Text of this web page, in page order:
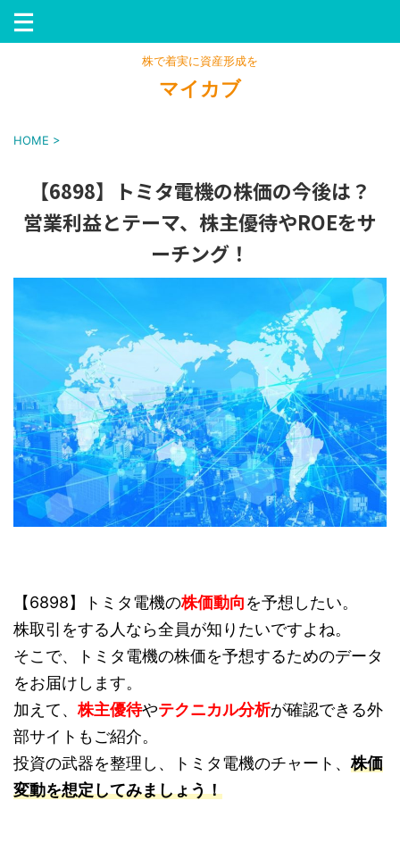
株で着実に資産形成を
マイカブ
HOME >
【6898】トミタ電機の株価の今後は？
営業利益とテーマ、株主優待やROEをサ
ーチング！
【6898】トミタ電機の株価動向を予想したい。
株取引をする人なら全員が知りたいですよね。
そこで、トミタ電機の株価を予想するためのデータ
をお届けします。
加えて、株主優待やテクニカル分析が確認できる外
部サイトもご紹介。
投資の武器を整理し、トミタ電機のチャート、株価
変動を想定してみましょう！